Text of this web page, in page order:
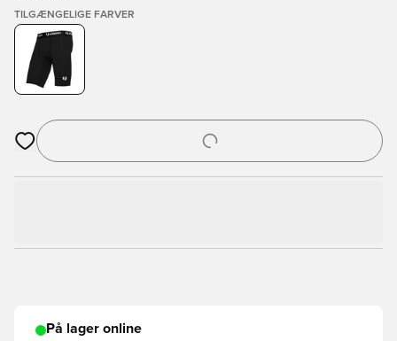
TILGÆNGELIGE FARVER
Åbner en Modal til at logge ind eller tilmelde dig som medlem
På lager online